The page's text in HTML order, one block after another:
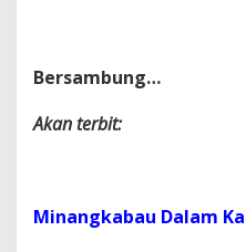
Bersambung…
Akan terbit:
Minangkabau Dalam